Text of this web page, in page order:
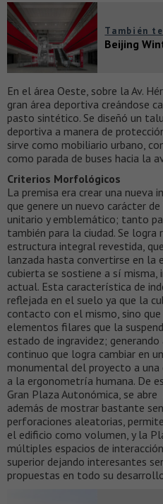
También
Beijing
En el área Oeste, sobre la Av.
gran área deportiva creándose
pasto sintético. Se diseñó un
deportiva a manera de
sirve como mobiliario urbano,
como parada de buses hacia la
Criterios Morfológicos
La premisa era crear una nueva
que genere un nuevo carácter
unitario y emblemático; tanto
también para la ciudad. Se logra
estructura integral revestida,
lanzada hasta convertirse en la
cubierta se sostiene a sí
actual. Esta característica de
reflejada en el suelo ya que la
contacto con el mismo, sino
elementos filares que la
estado de ingravidez;
continuo que logra cambiar en
monumental del proyecto a
a la ergonometría humana. De
Gran Plaza Autonómica, se
además de mostrar bastante
perforaciones aleatorias,
el edificio como volumen, y la
múltiples espacios de
superior dejando interesantes
propuestas en todo su